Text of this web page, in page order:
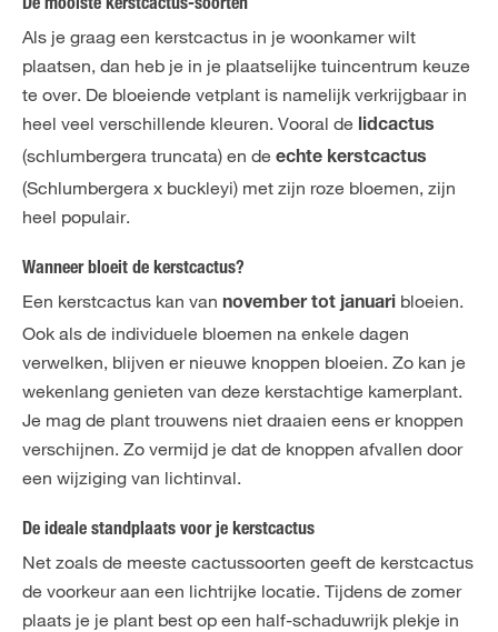
De mooiste kerstcactus-soorten
Als je graag een kerstcactus in je woonkamer wilt
plaatsen, dan heb je in je plaatselijke tuincentrum keuze
te over. De bloeiende vetplant is namelijk verkrijgbaar in
heel veel verschillende kleuren. Vooral de lidcactus
(schlumbergera truncata) en de echte kerstcactus
(Schlumbergera x buckleyi) met zijn roze bloemen, zijn
heel populair.
Wanneer bloeit de kerstcactus?
Een kerstcactus kan van november tot januari bloeien.
Ook als de individuele bloemen na enkele dagen
verwelken, blijven er nieuwe knoppen bloeien. Zo kan je
wekenlang genieten van deze kerstachtige kamerplant.
Je mag de plant trouwens niet draaien eens er knoppen
verschijnen. Zo vermijd je dat de knoppen afvallen door
een wijziging van lichtinval.
De ideale standplaats voor je kerstcactus
Net zoals de meeste cactussoorten geeft de kerstcactus
de voorkeur aan een lichtrijke locatie. Tijdens de zomer
plaats je je plant best op een half-schaduwrijk plekje in